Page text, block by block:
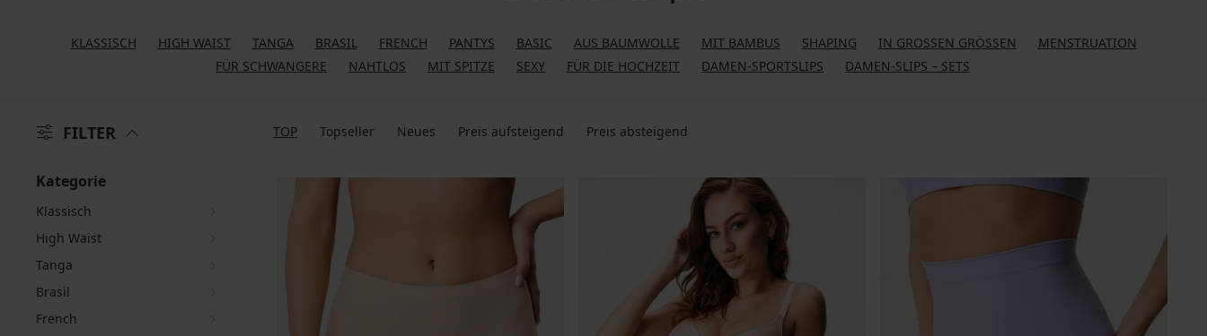
KLASSISCH HIGH WAIST TANGA BRASIL FRENCH PANTYS BASIC AUS BAUMWOLLE MIT BAMBUS SHAPING IN GROSSEN GRÖSSEN
MENSTRUATION
FÜR SCHWANGERE
NAHTLOS MIT SPITZE SEXY FÜR DIE HOCHZEIT DAMEN-SPORTSLIPS DAMEN-SLIPS – SETS
FILTER TOP Topseller Neues Preis aufsteigend Preis absteigend
Kategorie
Klassisch
High Waist
Tanga
Brasil
French